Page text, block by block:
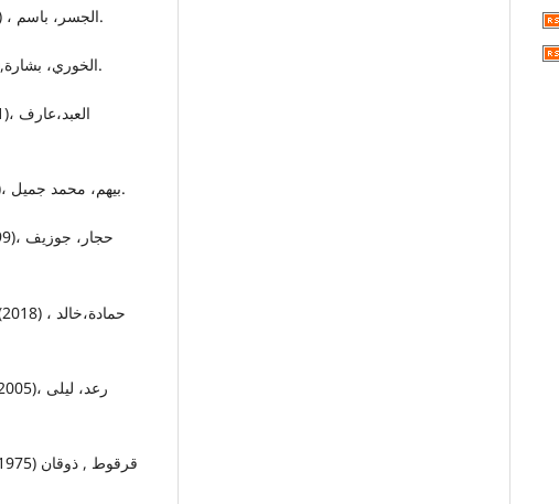
1. الجسر، باسم ، (1978)، الميثاق الوطني لماذا كان وهل سقط،دار النهار، بيروت.
2. الخوري، بشارة,(ب ت)، حقائق لبنانية، ج الأول، منشورات اوراق لبنانية ،بيروت.
4. بيهم، محمد جميل ،(1977)النزاعات السياسية بلبنان، بيروت، جامعة بيروت العربية.